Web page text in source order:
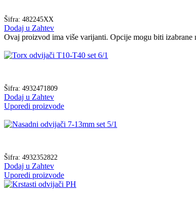
Šifra: 482245XX
Dodaj u Zahtev
Ovaj proizvod ima više varijanti. Opcije mogu biti izabrane
Šifra: 4932471809
Dodaj u Zahtev
Uporedi proizvode
Šifra: 4932352822
Dodaj u Zahtev
Uporedi proizvode